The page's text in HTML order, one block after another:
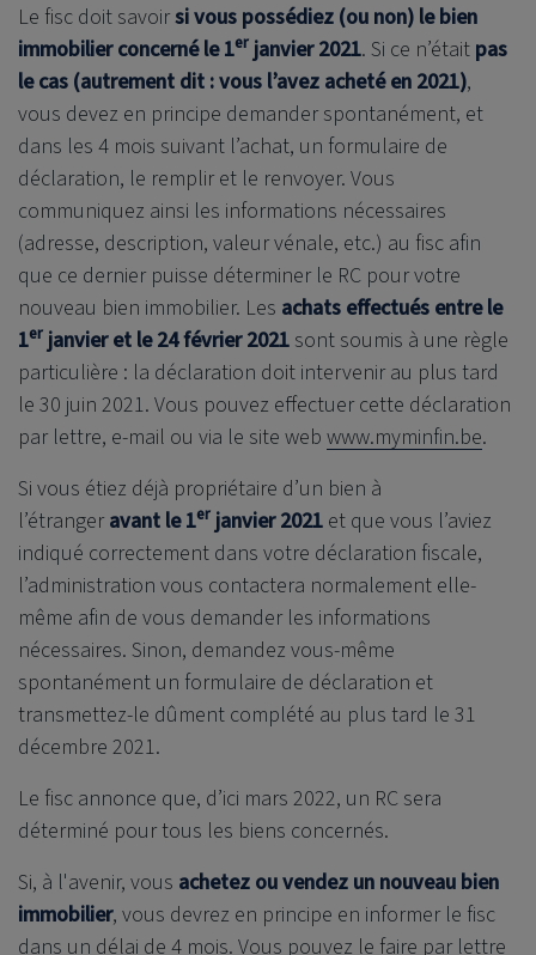
Le fisc doit savoirsi vous possédiez (ou non) le bien
immobilier concerné le 1er janvier 2021. Si ce n’était pas
le cas (autrement dit : vous l’avez acheté en 2021),
vous devez en principe demander spontanément, et
dans les 4 mois suivant l’achat, un formulaire de
déclaration, le remplir et le renvoyer. Vous
communiquez ainsi les informations nécessaires
(adresse, description, valeur vénale, etc.) au fisc afin
que ce dernier puisse déterminer le RC pour votre
nouveau bien immobilier. Les achats effectués entre le
1er janvier et le 24 février 2021 sont soumis à une règle
particulière : la déclaration doit intervenir au plus tard
le 30 juin 2021. Vous pouvez effectuer cette déclaration
par lettre, e-mail ou via le site web www.myminfin.be.
Si vous étiez déjà propriétaire d’un bien à
l’étranger avant le 1er janvier 2021 et que vous l’aviez
indiqué correctement dans votre déclaration fiscale,
l’administration vous contactera normalement elle-
même afin de vous demander les informations
nécessaires. Sinon, demandez vous-même
spontanément un formulaire de déclaration et
transmettez-le dûment complété au plus tard le 31
décembre 2021.
Le fisc annonce que, d’ici mars 2022, un RC sera
déterminé pour tous les biens concernés.
Si, à l'avenir, vous achetez ou vendez un nouveau bien
immobilier, vous devrez en principe en informer le fisc
dans un délai de 4 mois. Vous pouvez le faire par lettre